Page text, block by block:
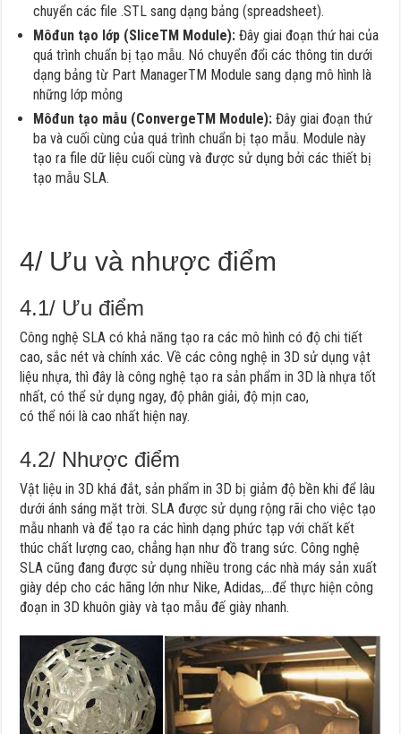
chuyển các file .STL sang dạng bảng (spreadsheet).
Môđun tạo lớp (SliceTM Module): Đây giai đoạn thứ hai của
quá trình chuẩn bị tạo mẫu. Nó chuyển đổi các thông tin dưới
dạng bảng từ Part ManagerTM Module sang dạng mô hình là
những lớp mỏng
Môđun tạo mẫu (ConvergeTM Module): Đây giai đoạn thứ
ba và cuối cùng của quá trình chuẩn bị tạo mẫu. Module này
tạo ra file dữ liệu cuối cùng và được sử dụng bởi các thiết bị
tạo mẫu SLA.
4/ Ưu và nhược điểm
4.1/ Ưu điểm
Công nghệ SLA có khả năng tạo ra các mô hình có độ chi tiết
cao, sắc nét và chính xác. Về các công nghệ in 3D sử dụng vật
liệu nhựa, thì đây là công nghệ tạo ra sản phẩm in 3D là nhựa tốt
nhất, có thể sử dụng ngay, độ phân giải, độ mịn cao,
có thể nói là cao nhất hiện nay.
4.2/ Nhược điểm
Vật liệu in 3D khá đắt, sản phẩm in 3D bị giảm độ bền khi để lâu
dưới ánh sáng mặt trời. SLA được sử dụng rộng rãi cho việc tạo
mẫu nhanh và để tạo ra các hình dạng phức tạp với chất kết
thúc chất lượng cao, chẳng hạn như đồ trang sức. Công nghệ
SLA cũng đang được sử dụng nhiều trong các nhà máy sản xuất
giày dép cho các hãng lớn như Nike, Adidas,…để thực hiện công
đoạn in 3D khuôn giày và tạo mẫu đế giày nhanh.